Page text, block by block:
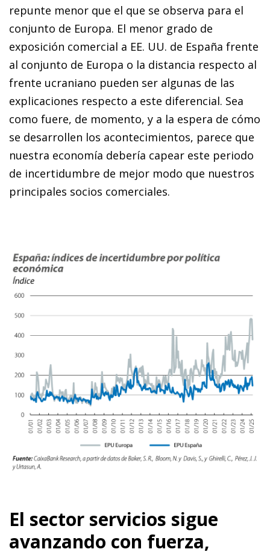
repunte menor que el que se observa para el
conjunto de Europa. El menor grado de
exposición comercial a EE. UU. de España frente
al conjunto de Europa o la distancia respecto al
frente ucraniano pueden ser algunas de las
explicaciones respecto a este diferencial. Sea
como fuere, de momento, y a la espera de cómo
se desarrollen los acontecimientos, parece que
nuestra economía debería capear este periodo
de incertidumbre de mejor modo que nuestros
principales socios comerciales.
El sector servicios sigue
avanzando con fuerza,